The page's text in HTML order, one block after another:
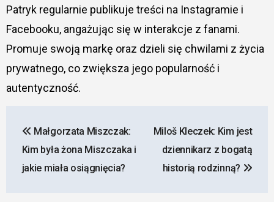
Patryk regularnie publikuje treści na Instagramie i
Facebooku, angażując się w interakcje z fanami.
Promuje swoją markę oraz dzieli się chwilami z życia
prywatnego, co zwiększa jego popularność i
autentyczność.
wpisu
Małgorzata Miszczak:
Kim była żona Miszczaka i
jakie miała osiągnięcia?
Miloš Kleczek: Kim jest
dziennikarz z bogatą
historią rodzinną?